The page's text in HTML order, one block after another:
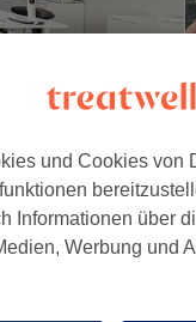
und Cookies von
Informationen über
Werbung und